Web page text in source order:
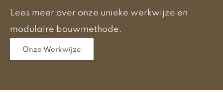
Lees meer over onze unieke werkwijze en
modulaire bouwmethode.
Onze Werkwijze